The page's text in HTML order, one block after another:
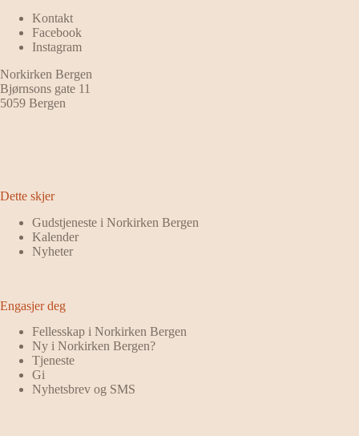
Kontakt
Facebook
Instagram
Norkirken Bergen
Bjørnsons gate 11
5059 Bergen
Dette skjer
Gudstjeneste i Norkirken Bergen
Kalender
Nyheter
Engasjer deg
Fellesskap i Norkirken Bergen
Ny i Norkirken Bergen?
Tjeneste
Gi
Nyhetsbrev og SMS